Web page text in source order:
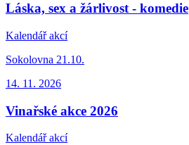
Láska, sex a žárlivost - komedie
Kalendář akcí
Sokolovna 21.10.
14. 11. 2026
Vinařské akce 2026
Kalendář akcí